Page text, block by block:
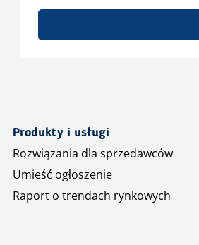
Produkty i usługi
Rozwiązania dla sprzedawców
Umieść ogłoszenie
Raport o trendach rynkowych